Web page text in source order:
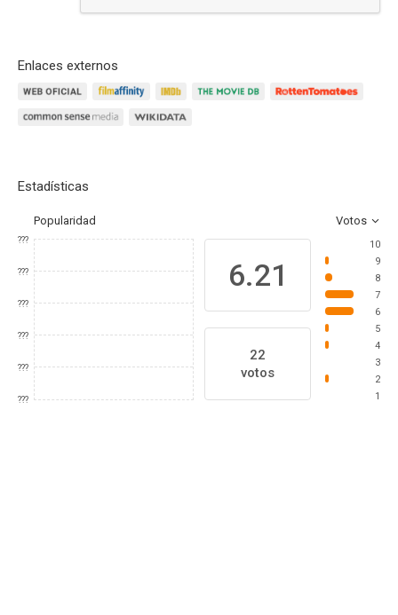
Enlaces externos
Estadísticas
Popularidad Votos
???
???
???
???
???
???
6.21
22
votos
10
9
8
7
6
5
4
3
2
1